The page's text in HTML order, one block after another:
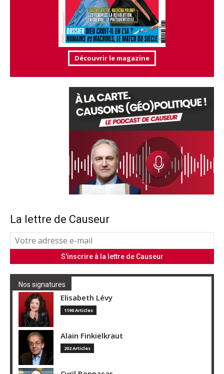
Découvrir le magazine
La lettre de Causeur
Nos signatures
Elisabeth Lévy
1190 Articles
Alain Finkielkraut
202 Articles